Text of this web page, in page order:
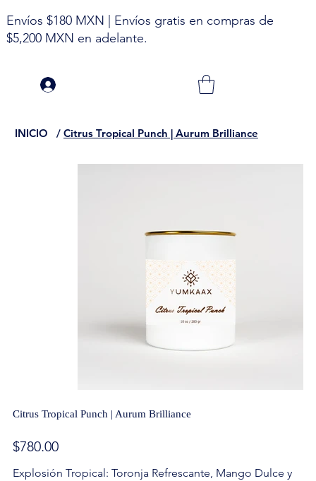
Envíos $180 MXN | Envíos gratis en compras de
$5,200 MXN en adelante.
INICIO / Citrus Tropical Punch | Aurum Brilliance
Citrus Tropical Punch | Aurum Brilliance
Precio
$780.00
Explosión Tropical: Toronja Refrescante, Mango Dulce y